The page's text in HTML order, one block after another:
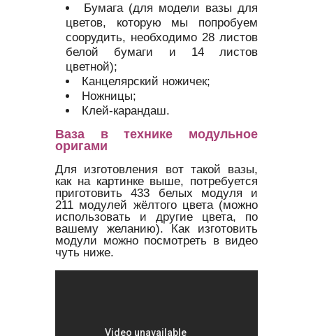
Бумага (для модели вазы для
цветов, которую мы попробуем
соорудить, необходимо 28 листов
белой бумаги и 14 листов
цветной);
Канцелярский ножичек;
Ножницы;
Клей-карандаш.
Ваза в технике модульное
оригами
Для изготовления вот такой вазы,
как на картинке выше, потребуется
приготовить 433 белых модуля и
211 модулей жёлтого цвета (можно
использовать и другие цвета, по
вашему желанию). Как изготовить
модули можно посмотреть в видео
чуть ниже.